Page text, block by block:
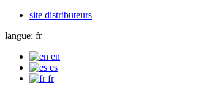
site distributeurs
langue: fr
en
es
fr